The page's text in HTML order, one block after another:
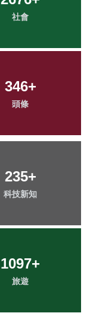
社會
346+
頭條
235+
科技新知
1097+
旅遊